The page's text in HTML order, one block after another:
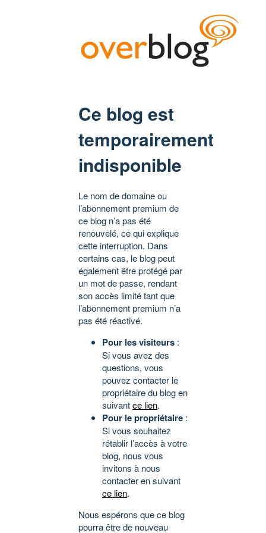
Ce blog est
temporairement
indisponible
Le nom de domaine ou
l’abonnement premium de
ce blog n’a pas été
renouvelé, ce qui explique
cette interruption. Dans
certains cas, le blog peut
également être protégé par
un mot de passe, rendant
son accès limité tant que
l’abonnement premium n’a
pas été réactivé.
Pour les visiteurs :
Si vous avez des
questions, vous
pouvez contacter le
propriétaire du blog en
suivantce lien.
Pour le propriétaire :
Si vous souhaitez
rétablir l’accès à votre
blog, nous vous
invitons à nous
contacter en suivant
ce lien.
Nous espérons que ce blog
pourra être de nouveau